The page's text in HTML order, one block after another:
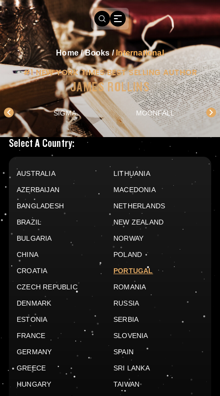
Home/Books/International
#1 NEW YORK TIMES BEST SELLING AUTHOR
JAMES ROLLINS
SIGMA MOONFALL
Books Available In
Select A Country:
AUSTRALIA
AZERBAIJAN
BANGLADESH
BRAZIL
BULGARIA
CHINA
CROATIA
CZECH REPUBLIC
DENMARK
ESTONIA
FRANCE
GERMANY
GREECE
HUNGARY
LITHUANIA
MACEDONIA
NETHERLANDS
NEW ZEALAND
NORWAY
POLAND
PORTUGAL
ROMANIA
RUSSIA
SERBIA
SLOVENIA
SPAIN
SRI LANKA
TAIWAN